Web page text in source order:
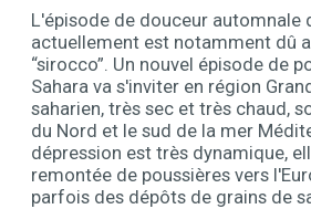
Contenu
L'épisode de douceur automnale
actuellement est notamment dû
“sirocco”. Un nouvel épisode de
Sahara va s'inviter en région
saharien, très sec et très chaud,
du Nord et le sud de la mer
dépression est très dynamique,
remontée de poussières vers
parfois des dépôts de grains de